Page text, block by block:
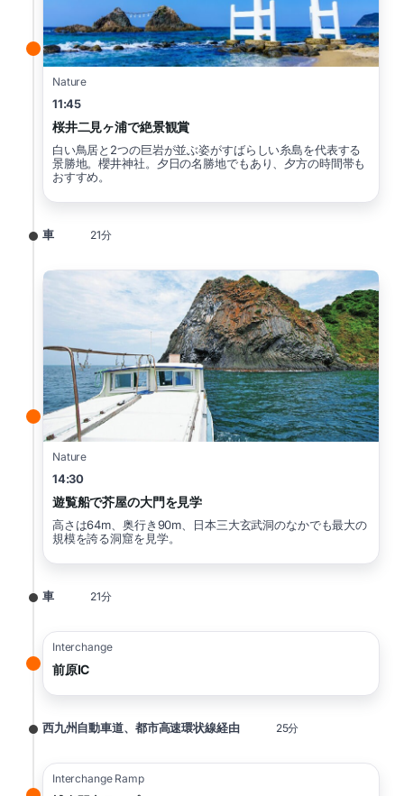
Nature
11:45
桜井二見ヶ浦で絶景観賞
白い鳥居と2つの巨岩が並ぶ姿がすばらしい糸島を代表する
景勝地。櫻井神社。夕日の名勝地でもあり、夕方の時間帯も
おすすめ。
車 21分
Nature
14:30
遊覧船で芥屋の大門を見学
高さは64m、奥行き90m、日本三大玄武洞のなかでも最大の
規模を誇る洞窟を見学。
車 21分
Interchange
前原IC
西九州自動車道、都市高速環状線経由 25分
Interchange Ramp